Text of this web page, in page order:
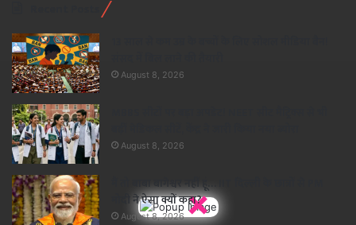
×
August 8, 2026
August 8, 2026
मैं तो बाबा बागेश्वर नहीं हूं… IIT दिल्ली के छात्रों से PM
मोदी ने ऐसा क्यों कहा?
August 8, 2026